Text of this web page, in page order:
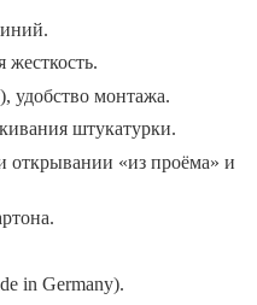
удобство монтажа.
штукатурки.
открывании «из проёма» и
in Germany).